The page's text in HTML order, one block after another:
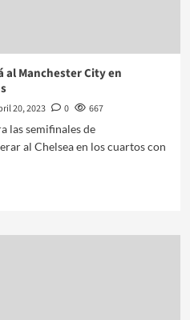
al Manchester City en
20, 2023 0
667
las semifinales de
al Chelsea en los cuartos con